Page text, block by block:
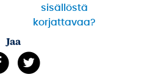
sisällöstä
korjattavaa?
Jaa